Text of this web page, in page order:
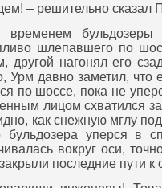
– решительно сказал
временем бульдозеры
шлепавшего по
другой нагонял его
Урм давно заметил, что
по шоссе, пока не
лицом схватился
как снежную мглу
бульдозера уперся в
вокруг оси,
последние пути к